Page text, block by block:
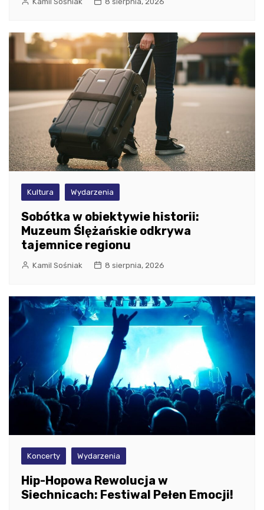
Kultura Wydarzenia
Sobótka w obiektywie historii:
Muzeum Ślężańskie odkrywa
tajemnice regionu
Kamil Sośniak 8 sierpnia, 2026
Koncerty Wydarzenia
Hip-Hopowa Rewolucja w
Siechnicach: Festiwal Pełen Emocji!